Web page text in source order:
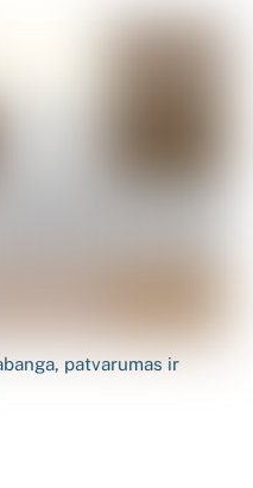
patvarumas ir